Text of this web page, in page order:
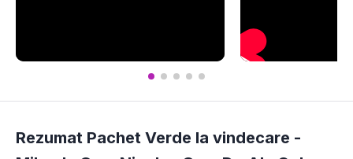
Rezumat Pachet Verde la vindecare -